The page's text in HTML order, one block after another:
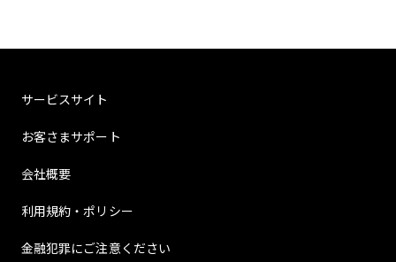
サービスサイト
お客さまサポート
会社概要
利用規約・ポリシー
金融犯罪にご注意ください